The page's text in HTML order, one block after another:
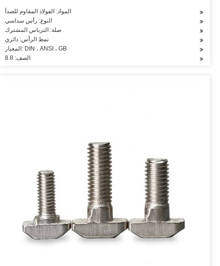
المواد: الفولاذ المقاوم للصدأ
النوع: رأس سداسي
صلة: الترباس المشترك
نمط الرأس: دائري
المعيار: DIN ، ANSI ، GB
الصف: 8.8